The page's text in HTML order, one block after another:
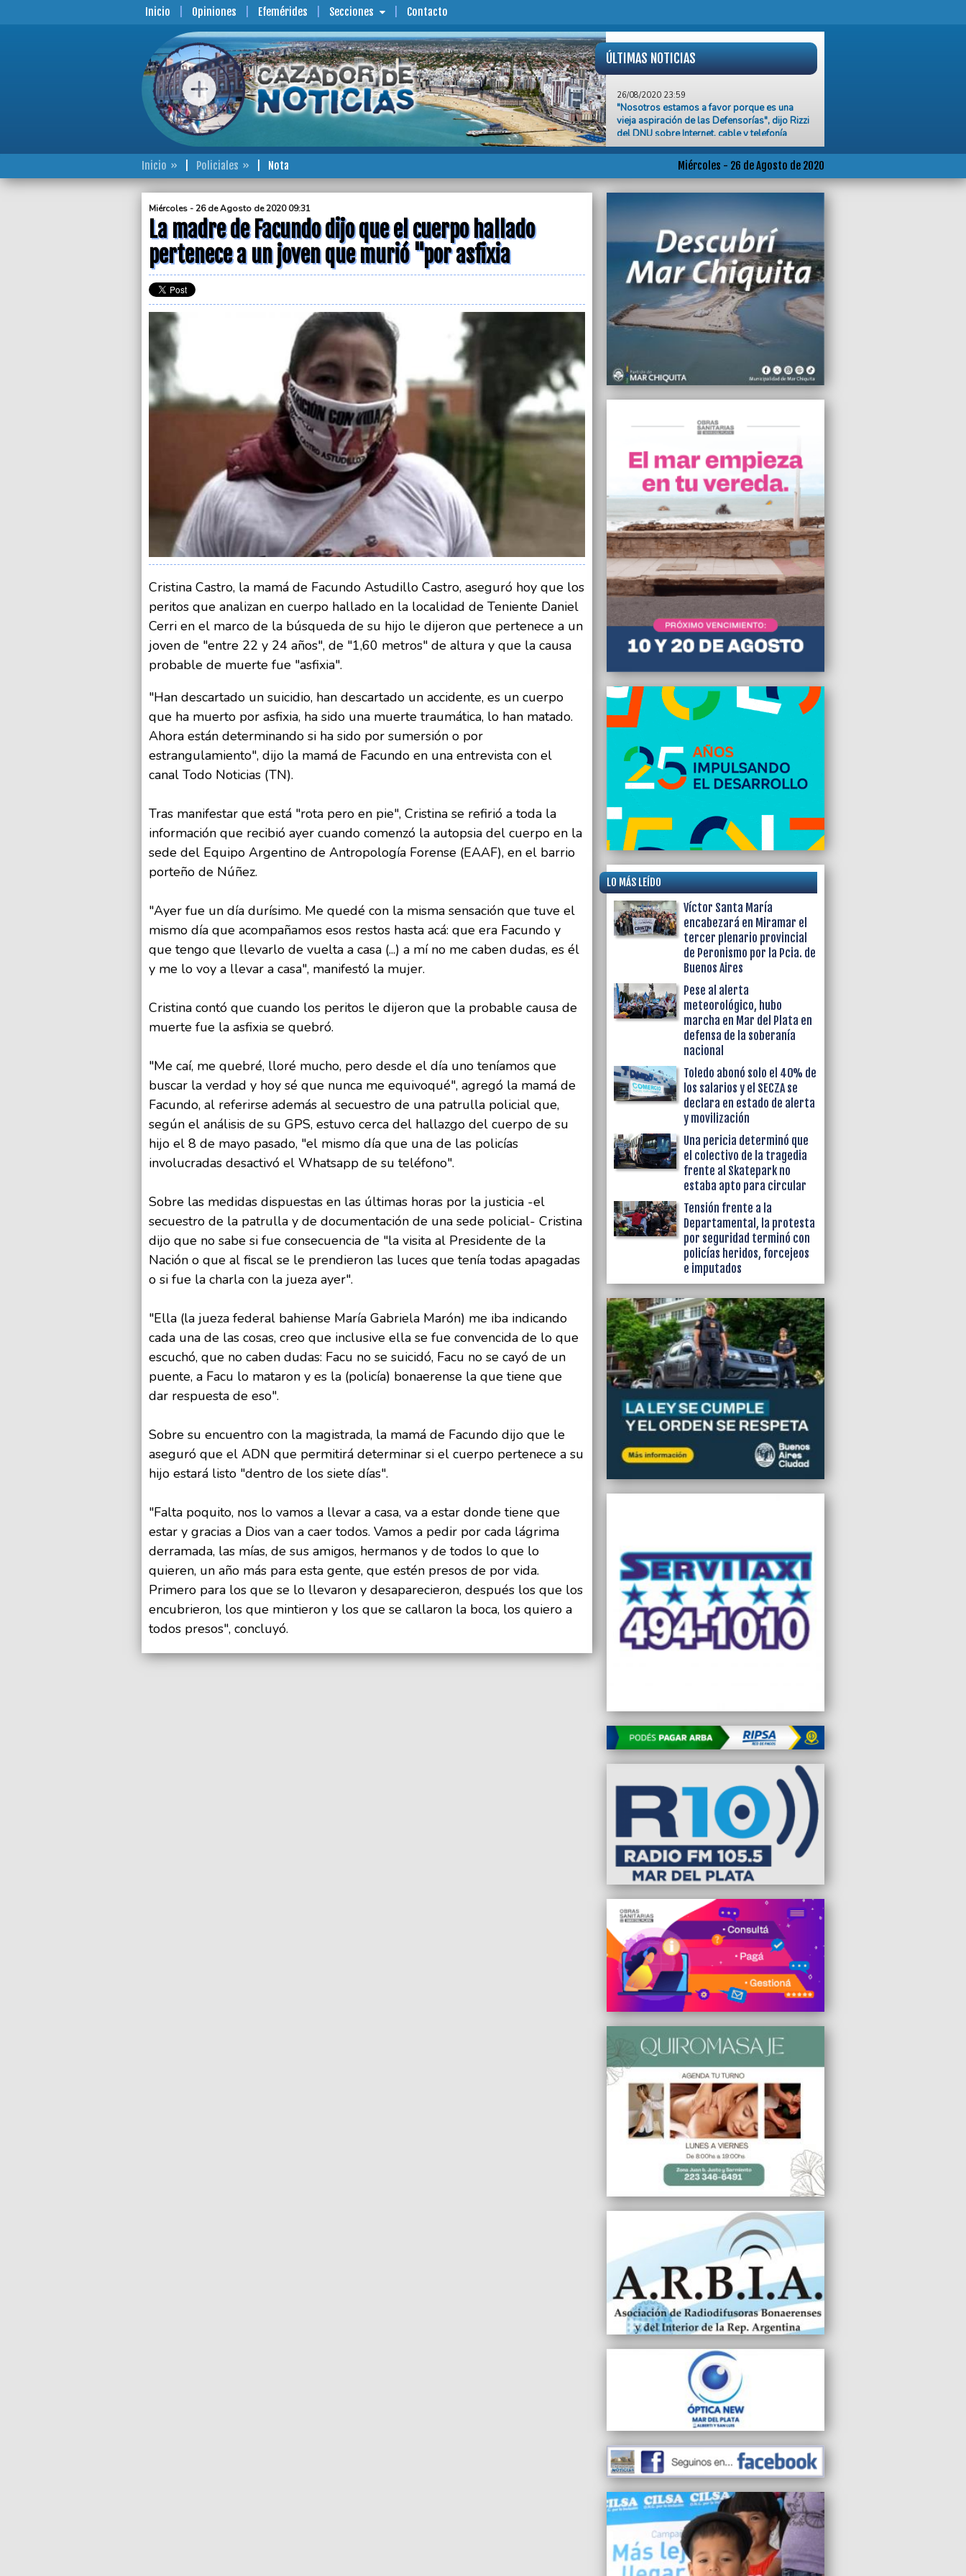
Inicio Opiniones Efemérides Secciones Contacto
ÚLTIMAS NOTICIAS
"Nosotros estamos a favor porque es una
vieja aspiración de las Defensorías", dijo Rizzi
del DNU sobre Internet, cable y telefonía
26/08/2020 22:25
Avance en el pedido de beneficios a jubilados
y pensionados del IPS para afrontar la crisis
Nueva denuncia y pedido de indagatoria a
26/08/2020 22:18
Confirmaron este miércoles 192 nuevos casos
de coronavirus en General Pueyrredon
26/08/2020 20:43
Récord de casos de Covid-19 en el país,
10.550 contagios en las últimas 24 horas
Proponen incrementar los fines de semana
largos en el 2021
Se prorrogó el vencimiento de Mar Chiquita al
día y de la tasa por red vial
26/08/2020 09:31
La madre de Facundo dijo que el cuerpo
hallado pertenece a un joven que murió "por
asfixia
26/08/2020 06:13
Le solicitan a Montenegro que disponga
camas Covid en el CEMA
26/08/2020 05:36
El defensor del Pueblo Bonaerense pidió el
juicio político para los jueces del caso Lucía
Miércoles - 26 de Agosto de 2020
Inicio Policiales Nota
Miércoles - 26 de Agosto de 2020 09:31
La madre de Facundo dijo que el cuerpo hallado
pertenece a un joven que murió "por asfixia
Cristina Castro, la mamá de Facundo Astudillo Castro, aseguró hoy que los
peritos que analizan en cuerpo hallado en la localidad de Teniente Daniel
Cerri en el marco de la búsqueda de su hijo le dijeron que pertenece a un
joven de "entre 22 y 24 años", de "1,60 metros" de altura y que la causa
probable de muerte fue "asfixia".
"Han descartado un suicidio, han descartado un accidente, es un cuerpo
que ha muerto por asfixia, ha sido una muerte traumática, lo han matado.
Ahora están determinando si ha sido por sumersión o por
estrangulamiento", dijo la mamá de Facundo en una entrevista con el
canal Todo Noticias (TN).
Tras manifestar que está "rota pero en pie", Cristina se refirió a toda la
información que recibió ayer cuando comenzó la autopsia del cuerpo en la
sede del Equipo Argentino de Antropología Forense (EAAF), en el barrio
porteño de Núñez.
"Ayer fue un día durísimo. Me quedé con la misma sensación que tuve el
mismo día que acompañamos esos restos hasta acá: que era Facundo y
que tengo que llevarlo de vuelta a casa (...) a mí no me caben dudas, es él
y me lo voy a llevar a casa", manifestó la mujer.
Cristina contó que cuando los peritos le dijeron que la probable causa de
muerte fue la asfixia se quebró.
"Me caí, me quebré, lloré mucho, pero desde el día uno teníamos que
buscar la verdad y hoy sé que nunca me equivoqué", agregó la mamá de
Facundo, al referirse además al secuestro de una patrulla policial que,
según el análisis de su GPS, estuvo cerca del hallazgo del cuerpo de su
hijo el 8 de mayo pasado, "el mismo día que una de las policías
involucradas desactivó el Whatsapp de su teléfono".
Sobre las medidas dispuestas en las últimas horas por la justicia -el
secuestro de la patrulla y de documentación de una sede policial- Cristina
dijo que no sabe si fue consecuencia de "la visita al Presidente de la
Nación o que al fiscal se le prendieron las luces que tenía todas apagadas
o si fue la charla con la jueza ayer".
"Ella (la jueza federal bahiense María Gabriela Marón) me iba indicando
cada una de las cosas, creo que inclusive ella se fue convencida de lo que
escuchó, que no caben dudas: Facu no se suicidó, Facu no se cayó de un
puente, a Facu lo mataron y es la (policía) bonaerense la que tiene que
dar respuesta de eso".
Sobre su encuentro con la magistrada, la mamá de Facundo dijo que le
aseguró que el ADN que permitirá determinar si el cuerpo pertenece a su
hijo estará listo "dentro de los siete días".
"Falta poquito, nos lo vamos a llevar a casa, va a estar donde tiene que
estar y gracias a Dios van a caer todos. Vamos a pedir por cada lágrima
derramada, las mías, de sus amigos, hermanos y de todos lo que lo
quieren, un año más para esta gente, que estén presos de por vida.
Primero para los que se lo llevaron y desaparecieron, después los que los
encubrieron, los que mintieron y los que se callaron la boca, los quiero a
todos presos", concluyó.
LO MÁS LEÍDO
Víctor Santa María
encabezará en Miramar el
tercer plenario provincial
de Peronismo por la Pcia. de
Buenos Aires
Pese al alerta
meteorológico, hubo
marcha en Mar del Plata en
defensa de la soberanía
nacional
Toledo abonó solo el 40% de
los salarios y el SECZA se
declara en estado de alerta
y movilización
Una pericia determinó que
el colectivo de la tragedia
frente al Skatepark no
estaba apto para circular
Tensión frente a la
Departamental, la protesta
por seguridad terminó con
policías heridos, forcejeos
e imputados